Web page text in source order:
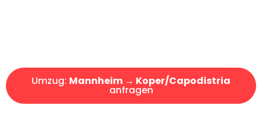
Umzug: Mannheim → Koper/Capodistria
anfragen